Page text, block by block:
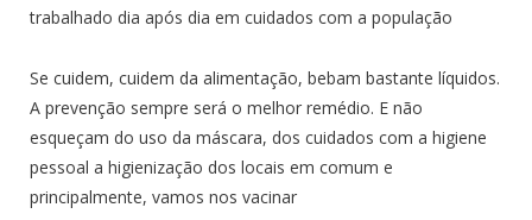
trabalhado dia após dia em cuidados com a população
Se cuidem, cuidem da alimentação, bebam bastante líquidos.
A prevenção sempre será o melhor remédio. E não
esqueçam do uso da máscara, dos cuidados com a higiene
pessoal a higienização dos locais em comum e
principalmente, vamos nos vacinar